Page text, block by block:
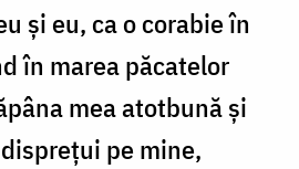
și eu, ca o corabie în
în marea păcatelor
mea atotbună și
pe mine,